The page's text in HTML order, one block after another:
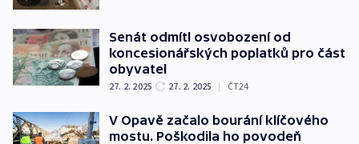
Senát odmítl osvobození od
koncesionářských poplatků pro část
obyvatel
27. 2. 2025 27. 2. 2025 | ČT24
V Opavě začalo bourání klíčového
mostu. Poškodila ho povodeň